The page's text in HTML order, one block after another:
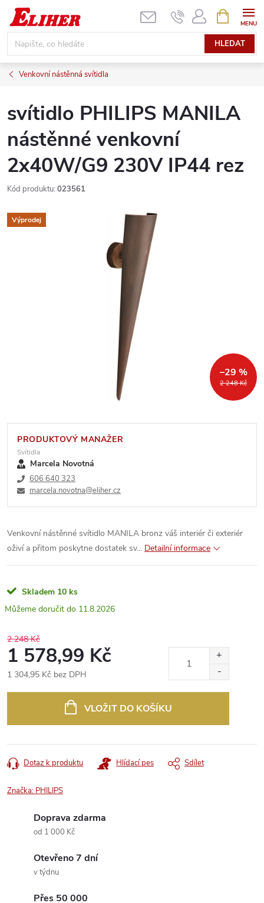
Přejít
obsah
HLEDAT
NÁKUPNÍ
KOŠÍK
Venkovní nástěnná svítidla
svítidlo PHILIPS MANILA
nástěnné venkovní
2x40W/G9 230V IP44 rez
Kód produktu: 023561
Výprodej
2 248 Kč
–29 %
PRODUKTOVÝ MANAŽER
Svítidla
Marcela Novotná
606 640 323
marcela.novotna@eliher.cz
Venkovní nástěnné svítidlo MANILA bronz váš interiér či exteriér
oživí a přitom poskytne dostatek sv... Detailní informace
Skladem 10 ks
11.8.2026
2 248 Kč
1 578,99 Kč
1 304,95 Kč bez DPH
VLOŽIT DO KOŠÍKU
Dotaz k produktu Hlídací pes Sdílet
Značka: PHILIPS
Doprava zdarma
od 1 000 Kč
Otevřeno 7 dní
v týdnu
Přes 50 000